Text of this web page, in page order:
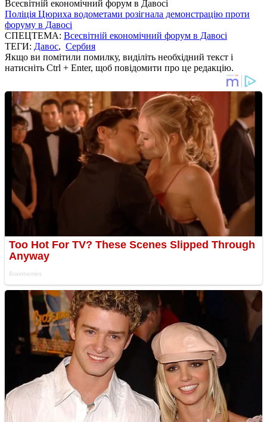
Всесвітній економічний форум в Давосі
Поліція Цюриха водометами розігнала демонстрацію проти
форуму в Давосі
СПЕЦТЕМА: Всесвітній економічний форум в Давосі
ТЕГИ: Давос, Сербия
Якщо ви помітили помилку, виділіть необхідний текст і
натисніть Ctrl + Enter, щоб повідомити про це редакцію.